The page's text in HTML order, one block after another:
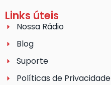
Links úteis
Nossa Rádio
Blog
Suporte
Políticas de Privacidade